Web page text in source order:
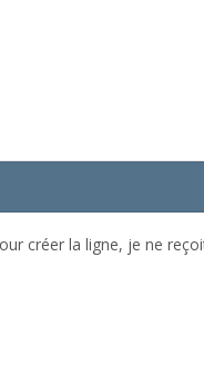
créer la ligne, je ne